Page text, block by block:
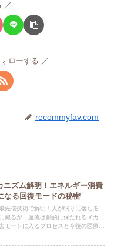
ローする
recommyfav.com
ズム解明！エネルギー消費
なる回復モードの秘密
先端技術で解明！人が眠りに落ちる
減るが、血流は動的に保たれるメカニ
モードに入るプロセスと今後の医療へ